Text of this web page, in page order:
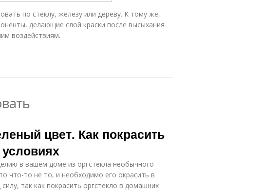
по стеклу, железу или дереву. К тому же,
делающие слой краски после высыхания
воздействиям.
цвет. Как покрасить
в вашем доме из оргстекла необычного
что-то не то, и необходимо его окрасить в
так как покрасить оргстекло в домашних